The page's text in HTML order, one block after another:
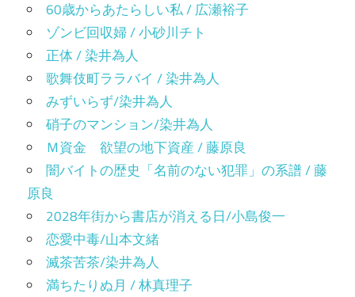
60歳からあたらしい私 / 広瀬裕子
ゾンビ回収婦 / 小砂川チト
正体 / 染井為人
歌舞伎町ララバイ / 染井為人
みずいらず/染井為人
硝子のマンション/染井為人
Ｍ資金 欲望の地下資産 / 藤原良
闇バイトの歴史「名前のない犯罪」の系譜 / 藤
原良
2028年街から書店が消える日/小島俊一
恋愛中毒/山本文緒
滅茶苦茶/染井為人
満ちたりぬ月 / 林真理子